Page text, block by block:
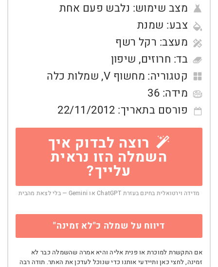
מצב שימוש: נלבש פעם אחת
צבע: שמנת
מעצב: רקל רשף
בד: חרוזים, שיפון
קטגוריה: מחשוף V , שמלות כלה
מידה: 36
פורסם בתאריך: 22/11/2012
רוצה לבדוק איך
השמלה הזו נראית
עלייך?
מדידה וירטואלית בחינם בעזרת ChatGPT או Gemini — בלי לצאת מהבית
דיווח על שמלה כ"לא זמינה"
אם התקשרת למוכרת או פנית אליה והיא אמרה שהשמלה כבר לא
זמינה, לחצי כאן ותיידעי אותנו כדי שנוכל לעדכן את האתר. תודה רבה